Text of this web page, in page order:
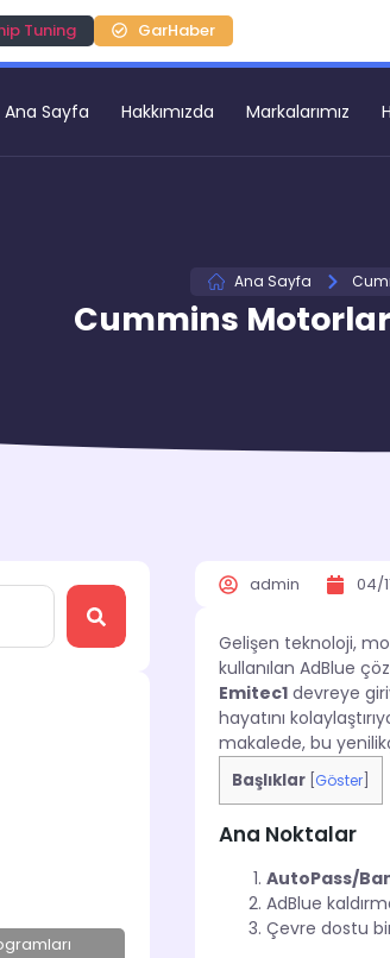
Tuning GarHaber
Ana Sayfa Hakkımızda Markalarımız
Ana Sayfa
Cummins
admin 04/
Gelişen teknoloji,
kullanılan AdBlue
Emitec1devreye
hayatını
makalede, bu
Başlıklar Göster]
Ana Noktalar
AutoPass/
AdBlue
Çevre dostu